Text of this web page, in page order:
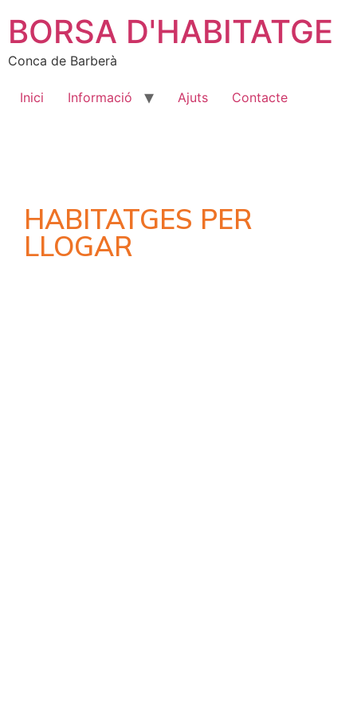
BORSA D'HABITATGE
Conca de Barberà
Inici Informació Ajuts Contacte
HABITATGES PER
LLOGAR